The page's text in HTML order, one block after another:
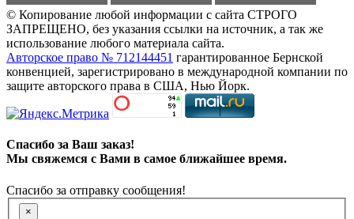
© Копирование любой информации с сайта СТРОГО
ЗАПРЕЩЕНО, без указания ссылки на источник, а так же
использование любого материала сайта.
Авторское право № 712144451 гарантированное Бернской
конвенцией, зарегистрировано в международной компании по
защите авторского права в США, Нью Йорк.
Спасибо за Ваш заказ!
Мы свяжемся с Вами в самое ближайшее время.
Спасибо за отправку сообщения!
×